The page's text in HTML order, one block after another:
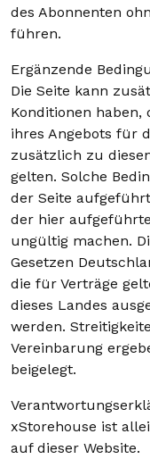
des Abonnenten
führen.
Ergänzende
Die Seite kann
Konditionen haben,
ihres Angebots für
zusätzlich zu
gelten. Solche
der Seite
der hier
ungültig machen.
Gesetzen
die für Verträge
dieses Landes
werden.
Vereinbarung
beigelegt.
xStorehouse ist
auf dieser Website.